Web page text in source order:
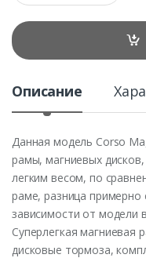
a
t
i
Описание
Данная модель Corso
рамы, магниевых
легким весом, по
раме, разница примерно
зависимости от модели
Суперлегкая магниевая
дисковые тормоза,